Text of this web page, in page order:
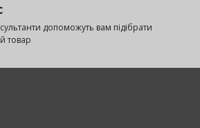
допоможуть вам підібрати
товар